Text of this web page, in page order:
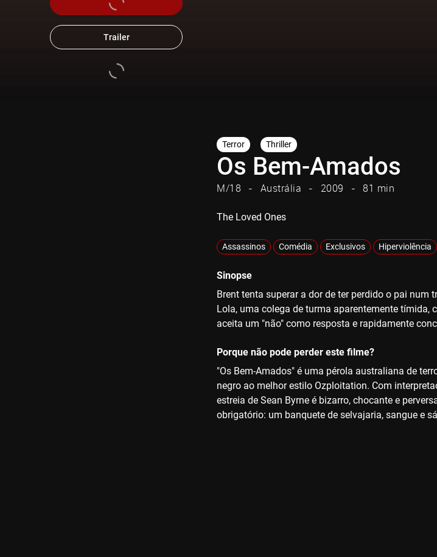
Trailer
Terror Thriller
Os Bem-Amados
M/18 Austrália 2009 81 min
The Loved Ones
Assassinos Comédia Exclusivos Hiperviolência
Sinopse
Brent tenta superar a dor de ter perdido o pai
Lola, uma colega de turma aparentemente tímida,
aceita um "não" como resposta e rapidamente
Porque não pode perder este filme?
"Os Bem-Amados" é uma pérola australiana de
negro ao melhor estilo Ozploitation. Com
estreia de Sean Byrne é bizarro, chocante e
obrigatório: um banquete de selvajaria, sangue e